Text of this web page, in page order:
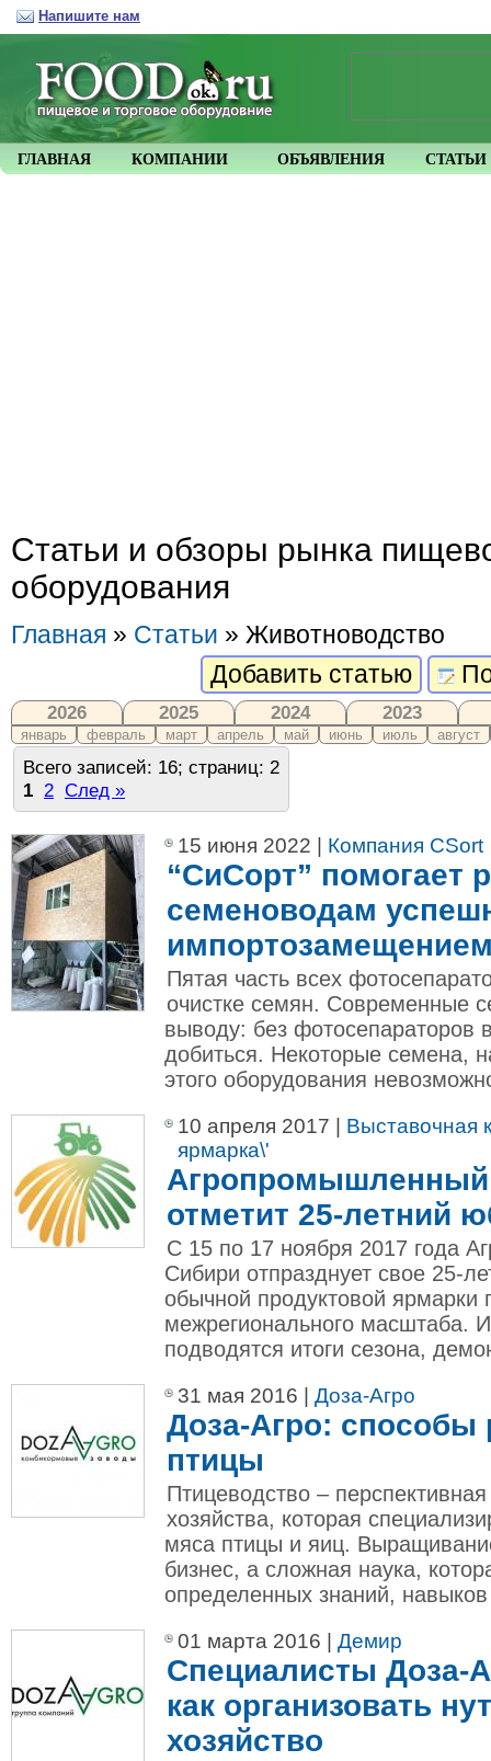
Статьи и обзоры рынка
оборудования
Главная » Статьи » Животноводство
Добавить статью
2026 2025 2024 2023
январь февраль март апрель май июнь июль август
Всего записей: 16; страниц: 2
1 2 След »
15 июня 2022 | Компания CSort
“СиСорт” помогает
семеноводам
Пятая часть всех
очистке семян. Современные
выводу: без фотосепараторов
добиться. Некоторые семена,
этого оборудования
10 апреля 2017 | Выставочная
ярмарка\'
отметит 25-летний
С 15 по 17 ноября 2017 года
Сибири отпразднует свое 25-
обычной продуктовой ярмарки
межрегионального масштаба.
подводятся итоги сезона,
31 мая 2016 | Доза-Агро
Доза-Агро: способы
птицы
Птицеводство – перспективная
хозяйства, которая
мяса птицы и яиц.
бизнес, а сложная наука,
определенных знаний,
01 марта 2016 | Демир
Специалисты Доза-
как организовать
хозяйство
ГЛАВНАЯ КОМПАНИИ ОБЪЯВЛЕНИЯ СТАТЬИ
Напишите нам